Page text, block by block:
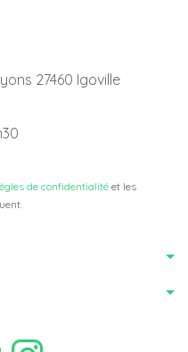
27460 Igoville
de confidentialité et les